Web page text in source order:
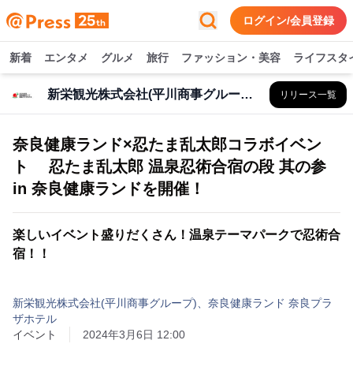
ログイン/会員登録
新着 エンタメ グルメ 旅行 ファッション・美容 ライフスタ
新栄観光株式会社(平川商事グループ)、奈良健康ランド 奈良プラザホテル リリース一覧
奈良健康ランド×忍たま乱太郎コラボイベン
ト 忍たま乱太郎 温泉忍術合宿の段 其の参
in 奈良健康ランドを開催！
楽しいイベント盛りだくさん！温泉テーマパークで忍術合
宿！！
新栄観光株式会社(平川商事グループ)、奈良健康ランド 奈良プラ
ザホテル
イベント
2024年3月6日 12:00